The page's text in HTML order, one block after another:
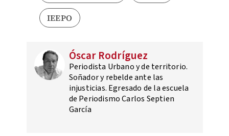
IEEPO
Óscar Rodríguez
Periodista Urbano y de territorio.
Soñador y rebelde ante las
injusticias. Egresado de la escuela
de Periodismo Carlos Septien
García